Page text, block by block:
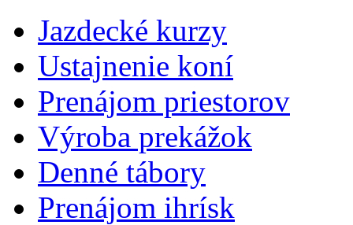
Jazdecké kurzy
Ustajnenie koní
Prenájom priestorov
Výroba prekážok
Denné tábory
Prenájom ihrísk